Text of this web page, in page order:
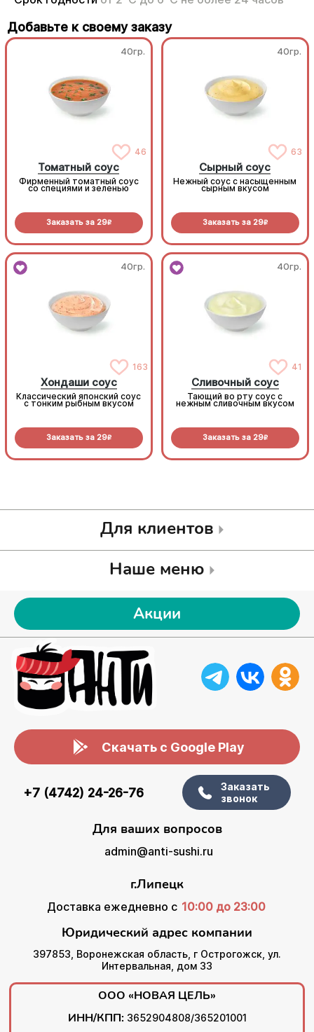
Добавьте к своему заказу
40гр.
46
Томатный соус
Фирменный томатный соус
со специями и зеленью
Заказать за 29R
40гр.
63
Сырный соус
Нежный соус с насыщенным
сырным вкусом
Заказать за 29R
40гр.
163
Хондаши соус
Классический японский соус
с тонким рыбным вкусом
Заказать за 29R
40гр.
41
Сливочный соус
Тающий во рту соус с
нежным сливочным вкусом
Заказать за 29R
Для клиентов
Наше меню
Акции
Скачать с Google Play
+7 (4742) 24-26-76
Заказать
звонок
Для ваших вопросов
admin@anti-sushi.ru
г.Липецк
Доставка ежедневно с 10:00 до 23:00
Юридический адрес компании
397853, Воронежская область, г Острогожск, ул.
Интервальная, дом 33
ООО «НОВАЯ ЦЕЛЬ»
ИНН/КПП: 3652904808/365201001